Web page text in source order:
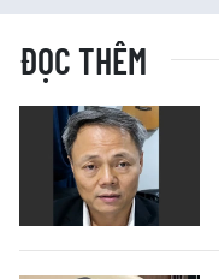
ĐỌC THÊM